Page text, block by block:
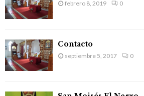
febrero 8, 2019 0
Contacto
septiembre 5, 2017 0